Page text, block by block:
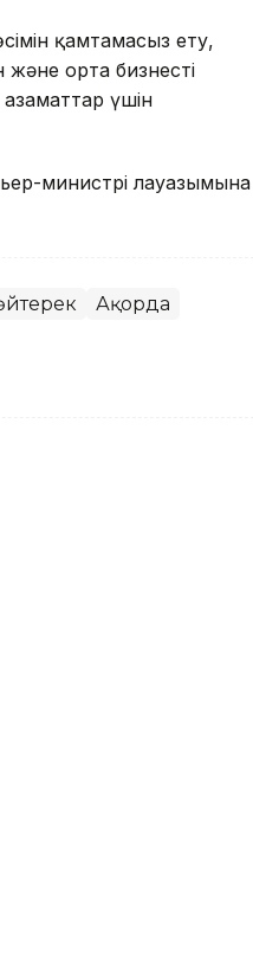
қамтамасыз ету,
және орта бизнесті
үшін
министрі лауазымына
Ақорда